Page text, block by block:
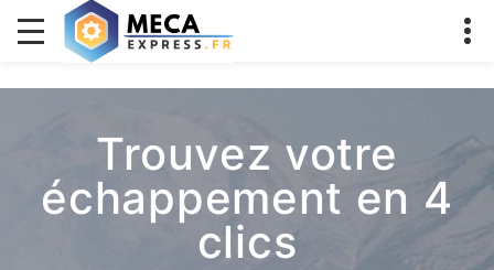
Trouvez votre
échappement en 4
clics